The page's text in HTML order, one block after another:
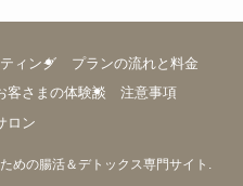
ィング
プランの流れと料金
客さまの体験談
注意事項
ロン
めの腸活＆デトックス専門サイト.